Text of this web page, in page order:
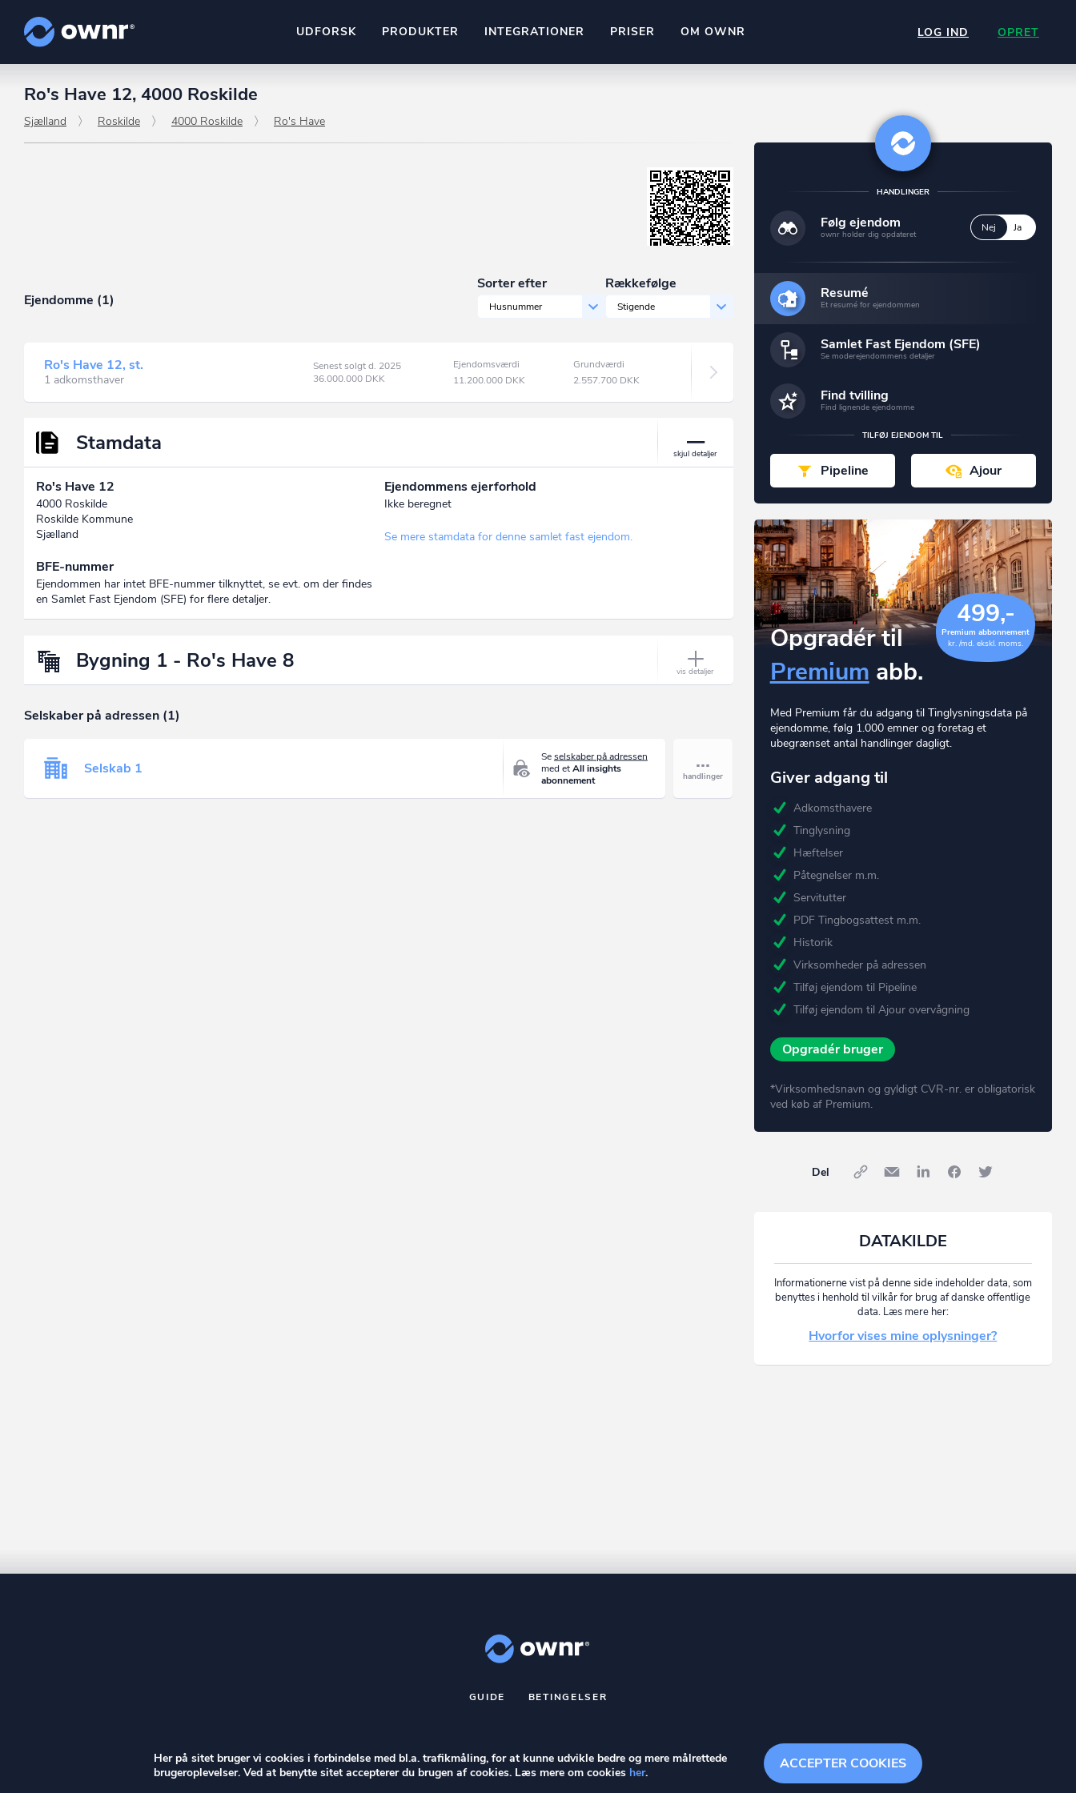
UDFORSK PRODUKTER
ownr Insights
INTEGRATIONER PRISER OM OWNR LOG IND OPRET
Ro's Have 12, 4000 Roskilde
Sjælland Roskilde 4000 Roskilde Ro's Have
Ejendomme (1)
Sorter efter
Husnummer
Rækkefølge
Stigende
Ro's Have 12, st.
1 adkomsthaver
Senest solgt d. 2025
36.000.000 DKK
Ejendomsværdi
11.200.000 DKK
Grundværdi
2.557.700 DKK
Stamdata
Ro's Have 12
4000 Roskilde
Roskilde Kommune
Sjælland
BFE-nummer
Ejendommen har intet BFE-nummer tilknyttet, se evt. om der findes
en Samlet Fast Ejendom (SFE) for flere detaljer.
Ejendommens ejerforhold
Ikke beregnet
Se mere stamdata for denne samlet fast ejendom.
Bygning 1 - Ro's Have 8
Selskaber på adressen (1)
Seselskaber på adressen
med etAll insights
abonnement
Selskab 1
HANDLINGER
Følg ejendom
ownr holder dig opdateret
Nej Ja
Resumé
Et resumé for ejendommen
Samlet Fast Ejendom (SFE)
Se moderejendommens detaljer
Find tvilling
Find lignende ejendomme
TILFØJ EJENDOM TIL
Pipeline Ajour
499,-
Premium abbonnement
kr. /md. ekskl. moms.
Opgradér til
Premium abb.
Med Premium får du adgang til Tinglysningsdata på
ejendomme, følg 1.000 emner og foretag et
ubegrænset antal handlinger dagligt.
Giver adgang til
Adkomsthavere
Tinglysning
Hæftelser
Påtegnelser m.m.
Servitutter
PDF Tingbogsattest m.m.
Historik
Virksomheder på adressen
Tilføj ejendom til Pipeline
Tilføj ejendom til Ajour overvågning
Opgradér bruger
*Virksomhedsnavn og gyldigt CVR-nr. er obligatorisk
ved køb af Premium.
Del
DATAKILDE
Informationerne vist på denne side indeholder data, som
benyttes i henhold til vilkår for brug af danske offentlige
data. Læs mere her:
Hvorfor vises mine oplysninger?
GUIDE BETINGELSER
Stationsparken 26. 2., 2600 Glostrup, info@ownr.dk
ACCEPTER COOKIES
Her på sitet bruger vi cookies i forbindelse med bl.a. trafikmåling, for at kunne udvikle bedre og mere målrettede
brugeroplevelser. Ved at benytte sitet accepterer du brugen af cookies. Læs mere om cookies her.